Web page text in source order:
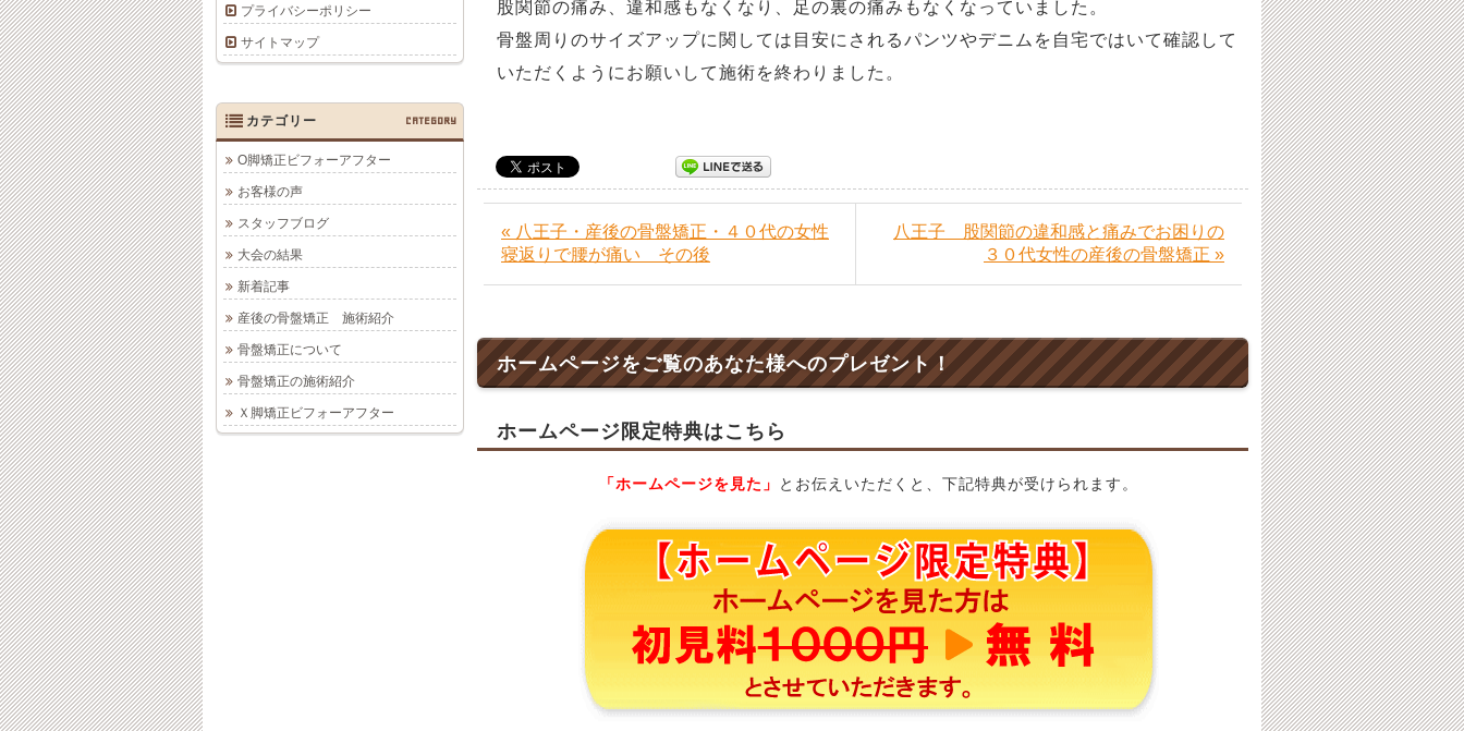
股関節の痛み、違和感もなくなり、足の裏の痛みもなくなっていました。
骨盤周りのサイズアップに関しては目安にされるパンツやデニムを自宅ではいて確認して
いただくようにお願いして施術を終わりました。
« 八王子・産後の骨盤矯正・４０代の女性
寝返りで腰が痛い その後
八王子 股関節の違和感と痛みでお困りの
３０代女性の産後の骨盤矯正 »
ホームページをご覧のあなた様へのプレゼント！
ホームページ限定特典はこちら
「ホームページを見た」 とお伝えいただくと、下記特典が受けられます。
プライバシーポリシー
サイトマップ
カテゴリー CATEGORY
O脚矯正ビフォーアフター
お客様の声
スタッフブログ
大会の結果
新着記事
産後の骨盤矯正 施術紹介
骨盤矯正について
骨盤矯正の施術紹介
Ｘ脚矯正ビフォーアフター